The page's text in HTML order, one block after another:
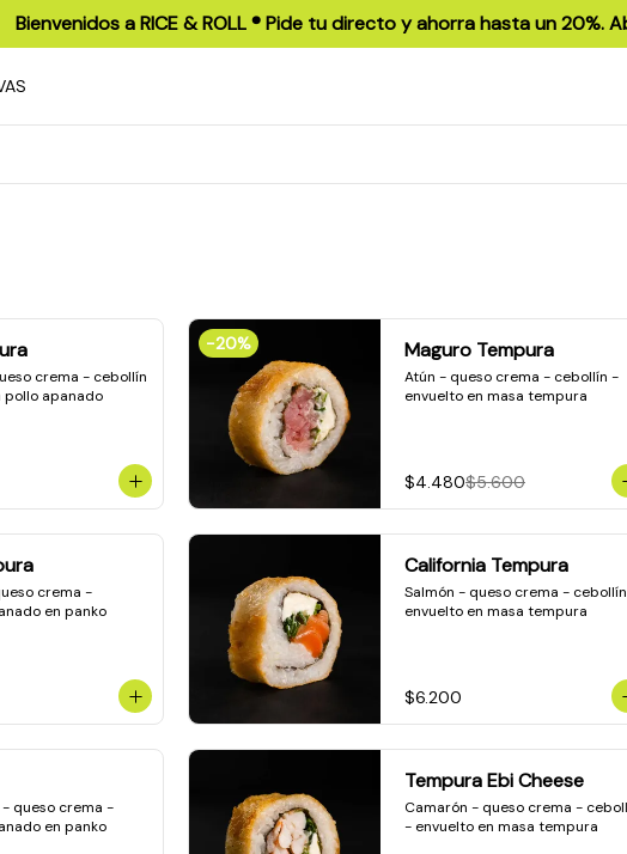
Bienvenidos a RICE & ROLL ®️ Pide tu directo y ahorra hasta un 20%.
crema - cebollín
pollo apanado
-20% Maguro Tempura
Atún - queso crema - cebollín -
envuelto en masa tempura
$4.480$5.600
crema -
en panko
California Tempura
Salmón - queso crema -
envuelto en masa tempura
$6.200
queso crema -
en panko
Tempura Ebi Cheese
Camarón - queso crema -
- envuelto en masa tempura